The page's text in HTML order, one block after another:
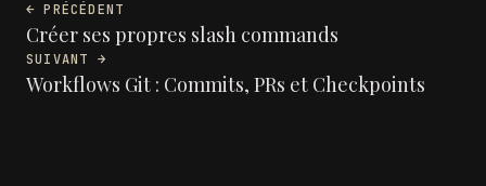
← PRÉCÉDENT
Créer ses propres slash commands
SUIVANT →
Workflows Git : Commits, PRs et Checkpoints